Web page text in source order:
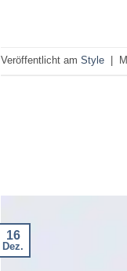
Veröffentlicht am Style
16
Dez.